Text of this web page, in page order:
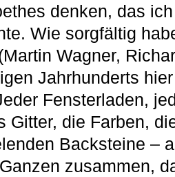
denken, das
Wie sorgfältig
Wagner,
Jahrhunderts
Fensterladen,
Gitter, die Farben,
Backsteine –
zusammen,